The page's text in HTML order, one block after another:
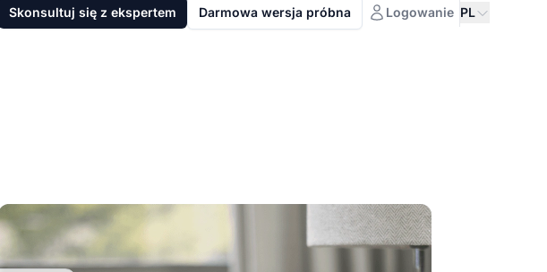
Skonsultuj się z ekspertem Darmowa wersja próbna Logowanie PL